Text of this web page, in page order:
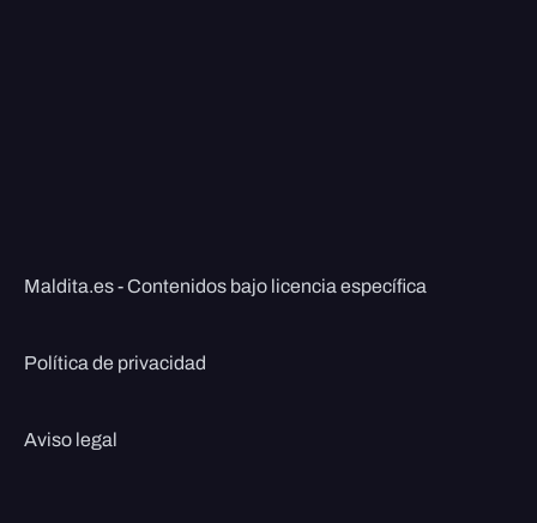
Maldita.es - Contenidos bajo licencia específica
Política de privacidad
Aviso legal